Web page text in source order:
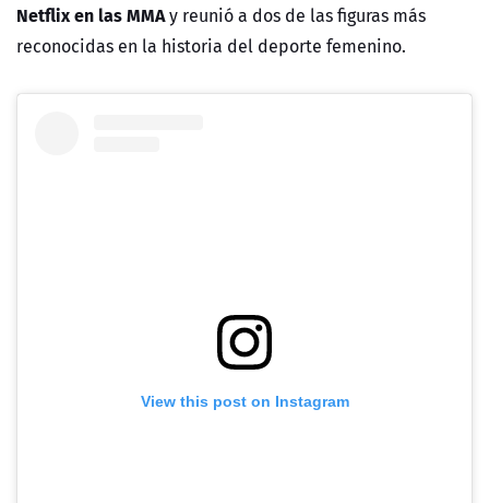
Netflix en las MMAy reunió a dos de las figuras más
reconocidas en la historia del deporte femenino.
View this post on Instagram